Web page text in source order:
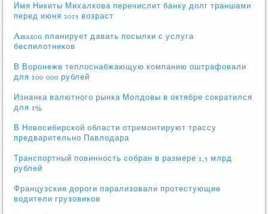
Имя Никиты Михалкова перечислит банку долг траншами
перед июня 2015 возраст
Amazon планирует давать посылки с услуга
беспилотников
В Воронеже теплоснабжающую компанию оштрафовали
для 100 000 рублей
Изнанка валютного рынка Молдовы в октябре сократился
для 1%
В Новосибирской области отремонтируют трассу
предварительно Павлодара
Транспортный повинность собран в размере 1,5 млрд
рублей
Французские дороги парализовали протестующие
водители грузовиков